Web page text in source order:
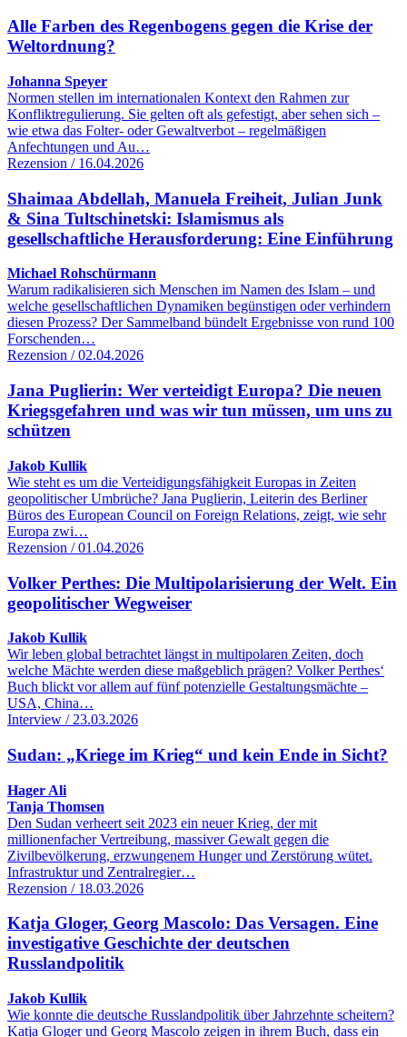
Alle Farben des Regenbogens gegen die Krise der
Weltordnung?
Johanna Speyer
Normen stellen im internationalen Kontext den Rahmen zur
Konfliktregulierung. Sie gelten oft als gefestigt, aber sehen sich –
wie etwa das Folter- oder Gewaltverbot – regelmäßigen
Anfechtungen und Au…
Rezension / 16.04.2026
Shaimaa Abdellah, Manuela Freiheit, Julian Junk
& Sina Tultschinetski: Islamismus als
gesellschaftliche Herausforderung: Eine Einführung
Michael Rohschürmann
Warum radikalisieren sich Menschen im Namen des Islam – und
welche gesellschaftlichen Dynamiken begünstigen oder verhindern
diesen Prozess? Der Sammelband bündelt Ergebnisse von rund 100
Forschenden…
Rezension / 02.04.2026
Jana Puglierin: Wer verteidigt Europa? Die neuen
Kriegsgefahren und was wir tun müssen, um uns zu
schützen
Jakob Kullik
Wie steht es um die Verteidigungsfähigkeit Europas in Zeiten
geopolitischer Umbrüche? Jana Puglierin, Leiterin des Berliner
Büros des European Council on Foreign Relations, zeigt, wie sehr
Europa zwi…
Rezension / 01.04.2026
Volker Perthes: Die Multipolarisierung der Welt. Ein
geopolitischer Wegweiser
Jakob Kullik
Wir leben global betrachtet längst in multipolaren Zeiten, doch
welche Mächte werden diese maßgeblich prägen? Volker Perthes‘
Buch blickt vor allem auf fünf potenzielle Gestaltungsmächte –
USA, China…
Interview / 23.03.2026
Sudan: „Kriege im Krieg“ und kein Ende in Sicht?
Hager Ali
Tanja Thomsen
Den Sudan verheert seit 2023 ein neuer Krieg, der mit
millionenfacher Vertreibung, massiver Gewalt gegen die
Zivilbevölkerung, erzwungenem Hunger und Zerstörung wütet.
Infrastruktur und Zentralregier…
Rezension / 18.03.2026
Katja Gloger, Georg Mascolo: Das Versagen. Eine
investigative Geschichte der deutschen
Russlandpolitik
Jakob Kullik
Wie konnte die deutsche Russlandpolitik über Jahrzehnte scheitern?
Katja Gloger und Georg Mascolo zeigen in ihrem Buch, dass ein